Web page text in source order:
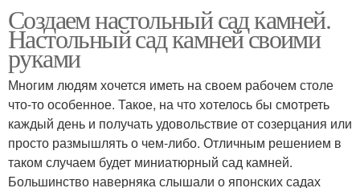
Создаем настольный сад камней.
Настольный сад камней своими
руками
Многим людям хочется иметь на своем рабочем столе
что-то особенное. Такое, на что хотелось бы смотреть
каждый день и получать удовольствие от созерцания или
просто размышлять о чем-либо. Отличным решением в
таком случаем будет миниатюрный сад камней.
Большинство наверняка слышали о японских садах